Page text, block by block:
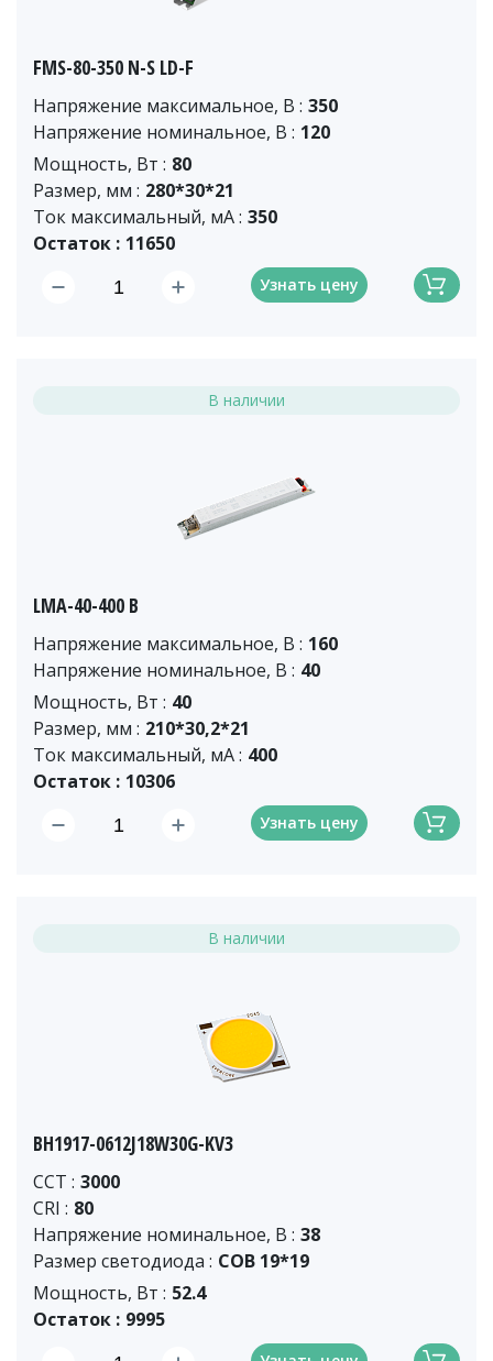
FMS-80-350 N-S LD-F
Напряжение максимальное, В : 350
Напряжение номинальное, В : 120
Мощность, Вт : 80
Размер, мм : 280*30*21
Ток максимальный, мА : 350
Остаток : 11650
Узнать цену
В наличии
LMA-40-400 B
Напряжение максимальное, В : 160
Напряжение номинальное, В : 40
Мощность, Вт : 40
Размер, мм : 210*30,2*21
Ток максимальный, мА : 400
Остаток : 10306
Узнать цену
В наличии
BH1917-0612J18W30G-KV3
CCT : 3000
CRI : 80
Напряжение номинальное, В : 38
Размер светодиода : COB 19*19
Мощность, Вт : 52.4
Остаток : 9995